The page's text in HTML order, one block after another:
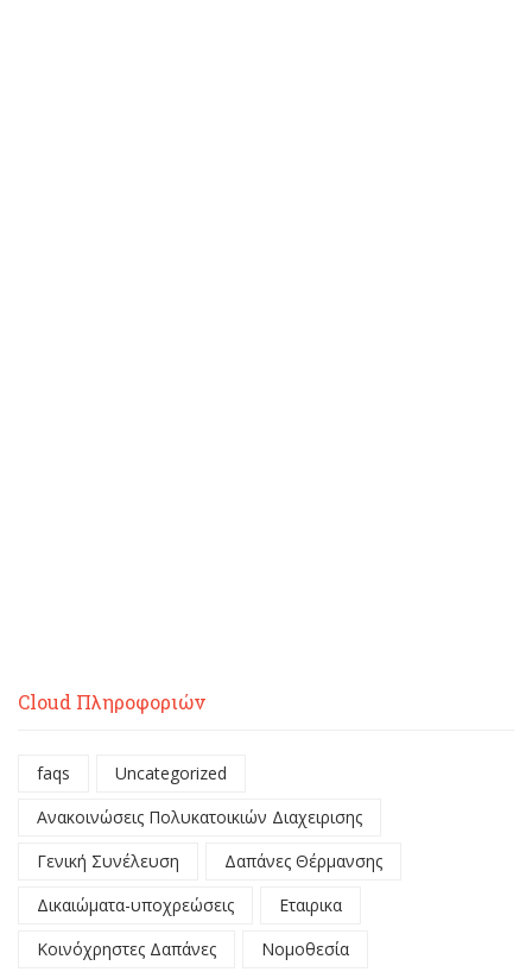
Cloud Πληροφοριών
faqs
Uncategorized
Ανακοινώσεις Πολυκατοικιών Διαχειρισης
Γενική Συνέλευση
Δαπάνες Θέρμανσης
Δικαιώματα-υποχρεώσεις
Εταιρικα
Κοινόχρηστες Δαπάνες
Νομοθεσία